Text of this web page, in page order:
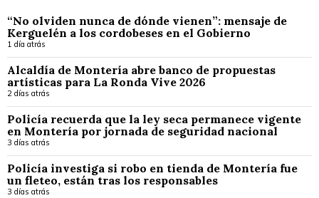
“No olviden nunca de dónde vienen”: mensaje de
Kerguelén a los cordobeses en el Gobierno
1 día atrás
Alcaldía de Montería abre banco de propuestas
artísticas para La Ronda Vive 2026
2 días atrás
Policía recuerda que la ley seca permanece vigente
en Montería por jornada de seguridad nacional
3 días atrás
Policía investiga si robo en tienda de Montería fue
un fleteo, están tras los responsables
3 días atrás